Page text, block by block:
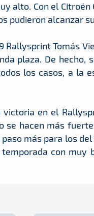
alto. Con el
pudieron alcanzar
Tomás
plaza. De hecho,
los casos, a la
en el
se hacen más
más para los del
con muy